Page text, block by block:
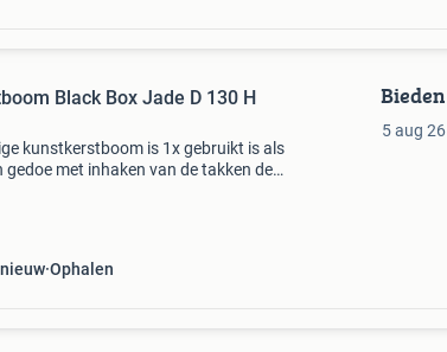
D 130 H
kunstkerstboom is 1x gebruikt is als
gedoe met inhaken van de takken de
Ophalen
Bieden
5 aug 26